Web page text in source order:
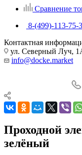
Сравнение
8-(499)-113-75-
Контактная
ул. Северный Луч,
info@docke.market
Проходной
зелёный